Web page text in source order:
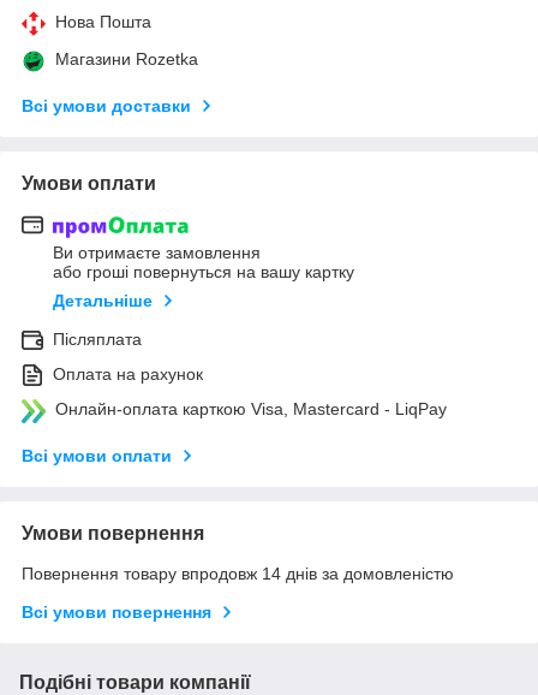
Нова Пошта
Магазини Rozetka
Всі умови доставки
Умови оплати
Ви отримаєте замовлення
або гроші повернуться на вашу картку
Детальніше
Післяплата
Оплата на рахунок
Онлайн-оплата карткою Visa, Mastercard - LiqPay
Всі умови оплати
Умови повернення
Повернення товару впродовж 14 днів за домовленістю
Всі умови повернення
Подібні товари компанії